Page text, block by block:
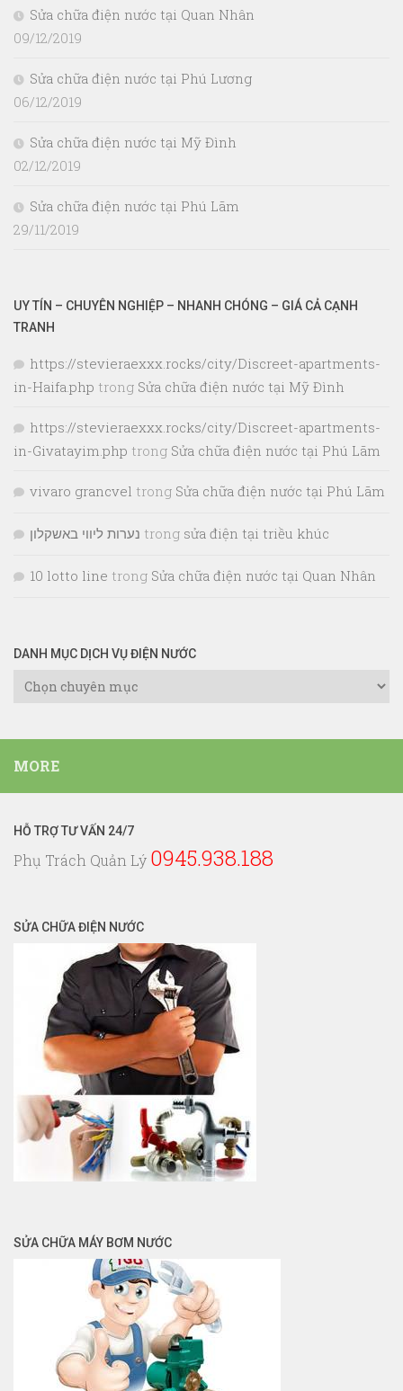
Sửa chữa điện nước tại Quan Nhân
09/12/2019
Sửa chữa điện nước tại Phú Lương
06/12/2019
Sửa chữa điện nước tại Mỹ Đình
02/12/2019
Sửa chữa điện nước tại Phú Lãm
29/11/2019
UY TÍN – CHUYÊN NGHIỆP – NHANH CHÓNG – GIÁ CẢ CẠNH
TRANH
https://stevieraexxx.rocks/city/Discreet-apartments-
in-Haifa.php trong Sửa chữa điện nước tại Mỹ Đình
https://stevieraexxx.rocks/city/Discreet-apartments-
in-Givatayim.php trong Sửa chữa điện nước tại Phú Lãm
vivaro grancvel trong Sửa chữa điện nước tại Phú Lãm
נערות ליווי באשקלון trong sửa điện tại triều khúc
10 lotto line trong Sửa chữa điện nước tại Quan Nhân
DANH MỤC DỊCH VỤ ĐIỆN NƯỚC
Danh
Vụ
Điện
MORE
HỖ TRỢ TƯ VẤN 24/7
Phụ Trách Quản Lý 0945.938.188
SỬA CHỮA ĐIỆN NƯỚC
SỬA CHỮA MÁY BƠM NƯỚC